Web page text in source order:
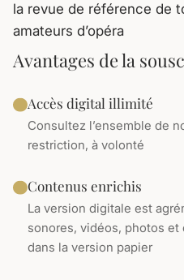
la revue de référence de
amateurs d’opéra
Avantages de la
Accès digital illimité
Consultez l’ensemble de
restriction, à volonté
Contenus enrichis
La version digitale est
sonores, vidéos, photos
dans la version papier